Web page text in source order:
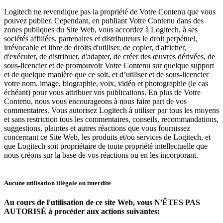
Logitech ne revendique pas la propriété de Votre Contenu que vous
pouvez publier. Cependant, en publiant Votre Contenu dans des
zones publiques du Site Web, vous accordez à Logitech, à ses
sociétés affiliées, partenaires et distributeurs le droit perpétuel,
irrévocable et libre de droits d'utiliser, de copier, d'afficher,
d'exécuter, de distribuer, d'adapter, de créer des œuvres dérivées, de
sous-licencier et de promouvoir Votre Contenu sur quelque support
et de quelque manière que ce soit, et d’utiliser et de sous-licencier
votre nom, image, biographie, voix, vidéo et photographie (le cas
échéant) pour vous attribuer vos publications. En plus de Votre
Contenu, nous vous encourageons à nous faire part de vos
commentaires. Vous autorisez Logitech à utiliser par tous les moyens
et sans restriction tous les commentaires, conseils, recommandations,
suggestions, plaintes et autres réactions que vous fournissez
concernant ce Site Web, les produits et/ou services de Logitech, et
que Logitech soit propriétaire de toute propriété intellectuelle que
nous créons sur la base de vos réactions ou en les incorporant.
Aucune utilisation illégale ou interdite
Au cours de l'utilisation de ce site Web, vous N'ÊTES PAS
AUTORISÉ à procéder aux actions suivantes: